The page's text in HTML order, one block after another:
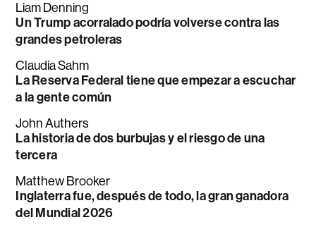
Liam Denning
Un Trump acorralado podría volverse contra las
grandes petroleras
Claudia Sahm
La Reserva Federal tiene que empezar a escuchar
a la gente común
John Authers
La historia de dos burbujas y el riesgo de una
tercera
Matthew Brooker
Inglaterra fue, después de todo, la gran ganadora
del Mundial 2026